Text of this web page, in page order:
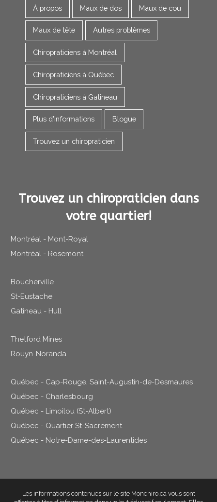
À propos Maux de dos Maux de cou
Maux de tête Autres problèmes
Chiropraticiens à Montréal
Chiropraticiens à Québec
Chiropraticiens à Gatineau
Plus d'informations Blogue
Trouvez un chiropraticien
Trouvez un chiropraticien dans
votre quartier!
Montréal - Mont-Royal
Montréal - Rosemont
Boucherville
St-Eustache
Gatineau - Hull
Thetford Mines
Rouyn-Noranda
Québec - Cap-Rouge, Saint-Augustin-de-Desmaures
Québec - Charlesbourg
Québec - Limoilou (St-Albert)
Québec - Quartier St-Sacrement
Québec - Notre-Dame-des-Laurentides
Les informations contenues sur le site Monchiro.ca vous sont